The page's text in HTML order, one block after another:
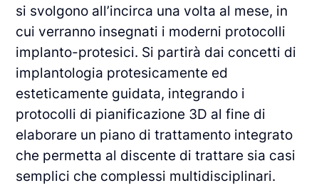
si svolgono all’incirca una volta al mese, in
cui verranno insegnati i moderni protocolli
implanto-protesici. Si partirà dai concetti di
implantologia protesicamente ed
esteticamente guidata, integrando i
protocolli di pianificazione 3D al fine di
elaborare un piano di trattamento integrato
che permetta al discente di trattare sia casi
semplici che complessi multidisciplinari.